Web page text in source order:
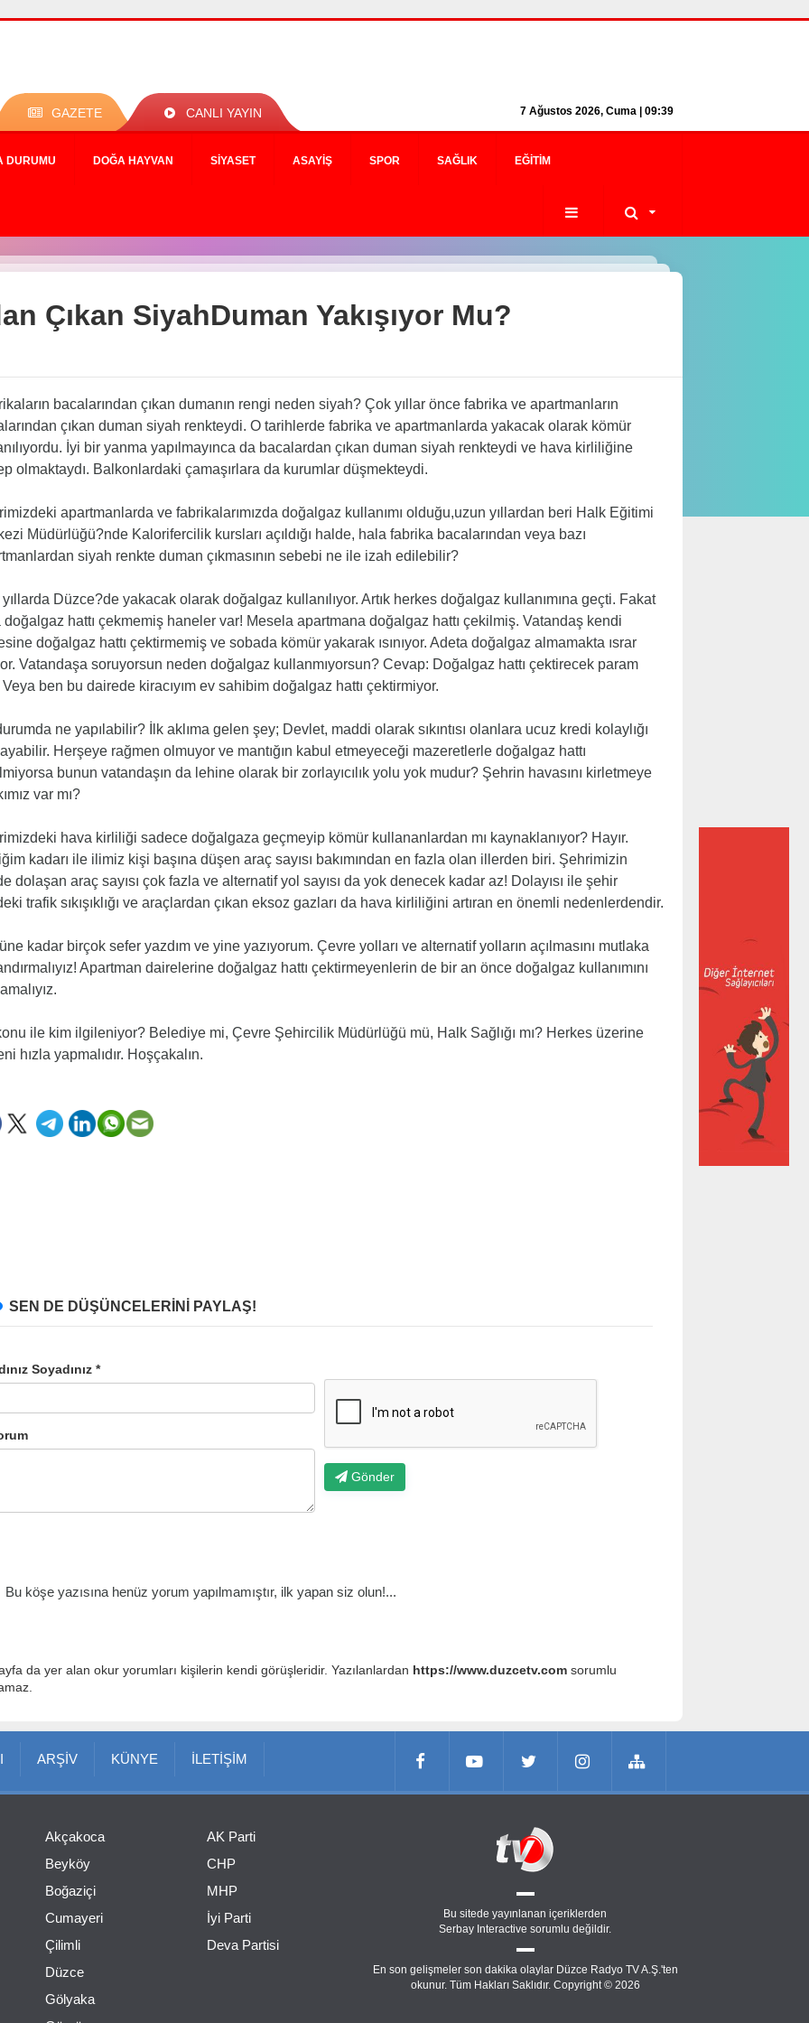
GAZETE CANLI YAYIN 7 Ağustos 2026, Cuma | 09:39
DURUMU DOĞA HAYVAN SIYASET ASAYIŞ SPOR SAĞLIK EĞITIM
Çıkan SiyahDuman Yakışıyor Mu?
bacalarından çıkan dumanın rengi neden siyah? Çok yıllar önce fabrika ve apartmanların
çıkan duman siyah renkteydi. O tarihlerde fabrika ve apartmanlarda yakacak olarak kömür
İyi bir yanma yapılmayınca da bacalardan çıkan duman siyah renkteydi ve hava kirliliğine
olmaktaydı. Balkonlardaki çamaşırlara da kurumlar düşmekteydi.
apartmanlarda ve fabrikalarımızda doğalgaz kullanımı olduğu,uzun yıllardan beri Halk Eğitimi
Müdürlüğü?nde Kalorifercilik kursları açıldığı halde, hala fabrika bacalarından veya bazı
siyah renkte duman çıkmasının sebebi ne ile izah edilebilir?
Düzce?de yakacak olarak doğalgaz kullanılıyor. Artık herkes doğalgaz kullanımına geçti. Fakat
doğalgaz hattı çekmemiş haneler var! Mesela apartmana doğalgaz hattı çekilmiş. Vatandaş kendi
doğalgaz hattı çektirmemiş ve sobada kömür yakarak ısınıyor. Adeta doğalgaz almamakta ısrar
Vatandaşa soruyorsun neden doğalgaz kullanmıyorsun? Cevap: Doğalgaz hattı çektirecek param
ben bu dairede kiracıyım ev sahibim doğalgaz hattı çektirmiyor.
ne yapılabilir? İlk aklıma gelen şey; Devlet, maddi olarak sıkıntısı olanlara ucuz kredi kolaylığı
Herşeye rağmen olmuyor ve mantığın kabul etmeyeceği mazeretlerle doğalgaz hattı
bunun vatandaşın da lehine olarak bir zorlayıcılık yolu yok mudur? Şehrin havasını kirletmeye
var mı?
hava kirliliği sadece doğalgaza geçmeyip kömür kullananlardan mı kaynaklanıyor? Hayır.
kadarı ile ilimiz kişi başına düşen araç sayısı bakımından en fazla olan illerden biri. Şehrimizin
dolaşan araç sayısı çok fazla ve alternatif yol sayısı da yok denecek kadar az! Dolayısı ile şehir
trafik sıkışıklığı ve araçlardan çıkan eksoz gazları da hava kirliliğini artıran en önemli nedenlerdendir.
kadar birçok sefer yazdım ve yine yazıyorum. Çevre yolları ve alternatif yolların açılmasını mutlaka
Apartman dairelerine doğalgaz hattı çektirmeyenlerin de bir an önce doğalgaz kullanımını
ile kim ilgileniyor? Belediye mi, Çevre Şehircilik Müdürlüğü mü, Halk Sağlığı mı? Herkes üzerine
hızla yapmalıdır. Hoşçakalın.
SEN DE DÜŞÜNCELERİNİ PAYLAŞ!
Soyadınız *
Gönder
Bu köşe yazısına henüz yorum yapılmamıştır, ilk yapan siz olun!...
da yer alan okur yorumları kişilerin kendi görüşleridir. Yazılanlardan https://www.duzcetv.comsorumlu
ARŞİV KÜNYE İLETİŞİM
Akçakoca
Beyköy
Boğaziçi
Cumayeri
Çilimli
Düzce
Gölyaka
AK Parti
CHP
MHP
İyi Parti
Deva Partisi
Bu sitede yayınlanan içeriklerden
Serbay Interactive sorumlu değildir.
En son gelişmeler son dakika olaylar Düzce Radyo TV A.Ş.'ten
okunur. Tüm Hakları Saklıdır. Copyright © 2026